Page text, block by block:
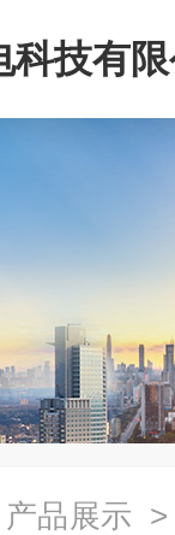
科技有
产品展示